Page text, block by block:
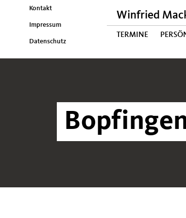
Kontakt
Impressum
Datenschutz
Winfried
TERMINE